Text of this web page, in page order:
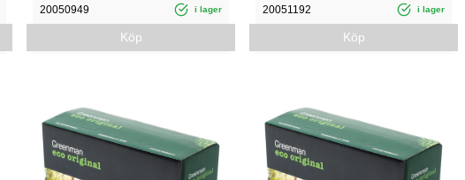
20050949 i lager
Köp
20051192 i lager
Köp